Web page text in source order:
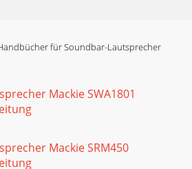
für Soundbar-Lautsprecher
Mackie SWA1801
Mackie SRM450